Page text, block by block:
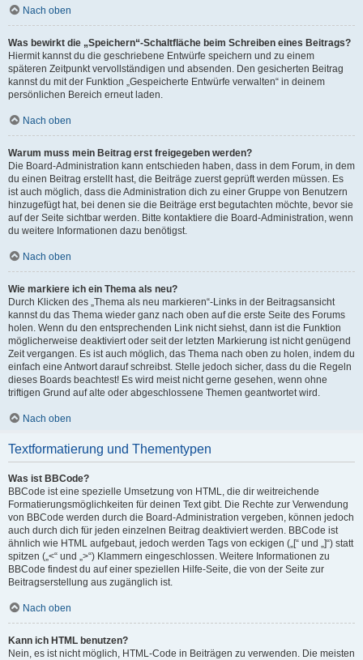
Nach oben
Was bewirkt die „Speichern“-Schaltfläche beim Schreiben eines Beitrags?
Hiermit kannst du die geschriebene Entwürfe speichern und zu einem
späteren Zeitpunkt vervollständigen und absenden. Den gesicherten Beitrag
kannst du mit der Funktion „Gespeicherte Entwürfe verwalten“ in deinem
persönlichen Bereich erneut laden.
Nach oben
Warum muss mein Beitrag erst freigegeben werden?
Die Board-Administration kann entschieden haben, dass in dem Forum, in dem
du einen Beitrag erstellt hast, die Beiträge zuerst geprüft werden müssen. Es
ist auch möglich, dass die Administration dich zu einer Gruppe von Benutzern
hinzugefügt hat, bei denen sie die Beiträge erst begutachten möchte, bevor sie
auf der Seite sichtbar werden. Bitte kontaktiere die Board-Administration, wenn
du weitere Informationen dazu benötigst.
Nach oben
Wie markiere ich ein Thema als neu?
Durch Klicken des „Thema als neu markieren“-Links in der Beitragsansicht
kannst du das Thema wieder ganz nach oben auf die erste Seite des Forums
holen. Wenn du den entsprechenden Link nicht siehst, dann ist die Funktion
möglicherweise deaktiviert oder seit der letzten Markierung ist nicht genügend
Zeit vergangen. Es ist auch möglich, das Thema nach oben zu holen, indem du
einfach eine Antwort darauf schreibst. Stelle jedoch sicher, dass du die Regeln
dieses Boards beachtest! Es wird meist nicht gerne gesehen, wenn ohne
triftigen Grund auf alte oder abgeschlossene Themen geantwortet wird.
Nach oben
Textformatierung und Thementypen
Was ist BBCode?
BBCode ist eine spezielle Umsetzung von HTML, die dir weitreichende
Formatierungsmöglichkeiten für deinen Text gibt. Die Rechte zur Verwendung
von BBCode werden durch die Board-Administration vergeben, können jedoch
auch durch dich für jeden einzelnen Beitrag deaktiviert werden. BBCode ist
ähnlich wie HTML aufgebaut, jedoch werden Tags von eckigen („[“ und „]“) statt
spitzen („<“ und „>“) Klammern eingeschlossen. Weitere Informationen zu
BBCode findest du auf einer speziellen Hilfe-Seite, die von der Seite zur
Beitragserstellung aus zugänglich ist.
Nach oben
Kann ich HTML benutzen?
Nein, es ist nicht möglich, HTML-Code in Beiträgen zu verwenden. Die meisten